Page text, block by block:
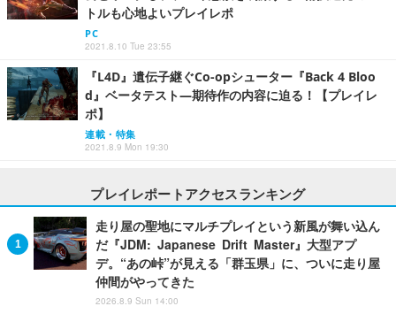
トルも心地よいプレイレポ
PC
2021.8.10 Tue 23:55
『L4D』遺伝子継ぐCo-opシューター『Back 4 Bloo
d』ベータテスト―期待作の内容に迫る！【プレイレ
ポ】
連載・特集
2021.8.9 Mon 19:30
プレイレポートアクセスランキング
走り屋の聖地にマルチプレイという新風が舞い込ん
だ『JDM: Japanese Drift Master』大型アプ
デ。“あの峠”が見える「群玉県」に、ついに走り屋
仲間がやってきた
2026.8.9 Sun 14:00